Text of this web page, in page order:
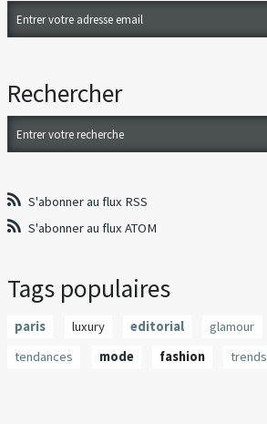
Rechercher
S'abonner au flux RSS
S'abonner au flux ATOM
Tags populaires
paris luxury editorial glamour
tendances
mode fashion trends